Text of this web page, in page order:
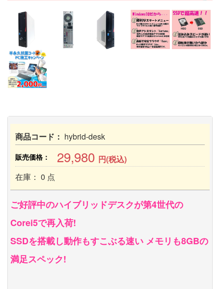
商品コード： hybrid-desk
販売価格： 29,980 円(税込)
在庫： 0 点
ご好評中のハイブリッドデスクが第4世代の
Corei5で再入荷!
SSDを搭載し動作もすこぶる速い メモリも8GBの
満足スペック!